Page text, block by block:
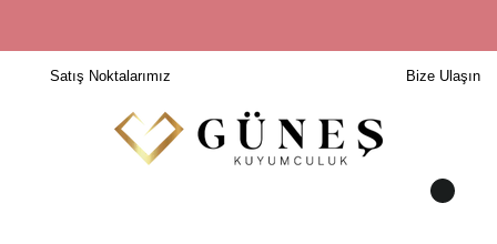
Satış Noktalarımız Bize Ulaşın